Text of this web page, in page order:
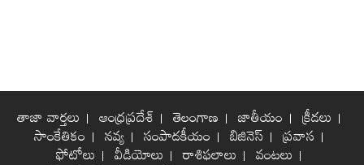
తాజా వార్తలు ఆంధ్రప్రదేశ్ తెలంగాణ జాతీయం క్రీడలు
సాంకేతికం నవ్య సంపాదకీయం బిజినెస్ ప్రవాస
ఫోటోలు వీడియోలు రాశిఫలాలు వంటలు